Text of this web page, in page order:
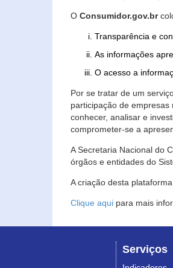
O Consumidor.gov.br
Transparência e
As informações
O acesso a
Por se tratar de um
participação de empresas
conhecer, analisar e
comprometer-se a
A Secretaria Nacional do
órgãos e entidades do
A criação desta
Clique aqui para mais
Serviços